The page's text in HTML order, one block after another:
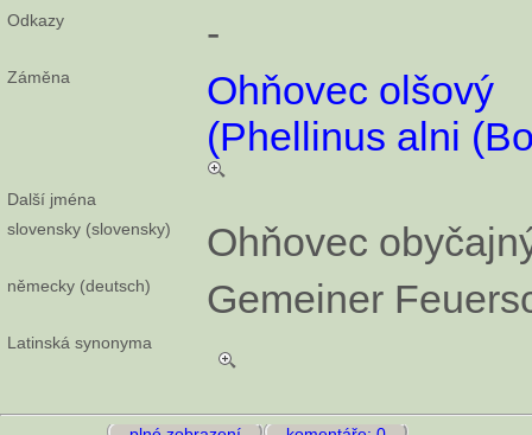
Odkazy -
Záměna
Ohňovec olšový
(Phellinus alni
Další jména
slovensky (slovensky)
Ohňovec
německy (deutsch) Gemeiner
Latinská synonyma